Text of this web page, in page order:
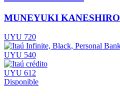
MUNEYUKI KANESHIRO
UYU 720
UYU 540
UYU 612
Disponible